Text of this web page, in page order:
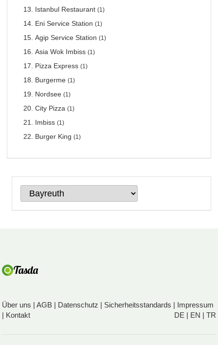
Istanbul Restaurant (1)
Eni Service Station (1)
Agip Service Station (1)
Asia Wok Imbiss (1)
Pizza Express (1)
Burgerme (1)
Nordsee (1)
City Pizza (1)
Imbiss (1)
Burger King (1)
Über uns |AGB | Datenschutz | Sicherheitsstandards | Impressum
| Kontakt DE | EN | TR